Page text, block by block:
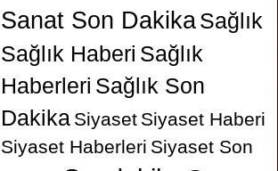
Sanat Son DakikaSağlık
Sağlık Haberi Sağlık
Haberleri Sağlık Son
Dakika Siyaset Siyaset Haberi
Siyaset Haberleri Siyaset Son